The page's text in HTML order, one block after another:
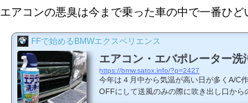
エアコンの悪臭は今まで乗った車の中で一番ひど
FFで始めるBMWエクスペリエンス
エアコン・エバポレーター洗
https://bmw.satox.info/?p=2427
今年は４月中から気温が高い日が多くA/C
OFFにして送風のみの際に吹き出し口から